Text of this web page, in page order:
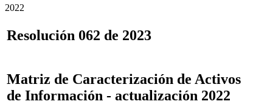
2022
Resolución 062 de 2023
Matriz de Caracterización de Activos
de Información - actualización 2022